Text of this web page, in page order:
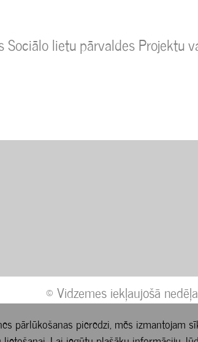
lietu pārvaldes Projektu
pārlūkošanas pieredzi, mēs izmantojam
© Vidzemes iekļaujošā